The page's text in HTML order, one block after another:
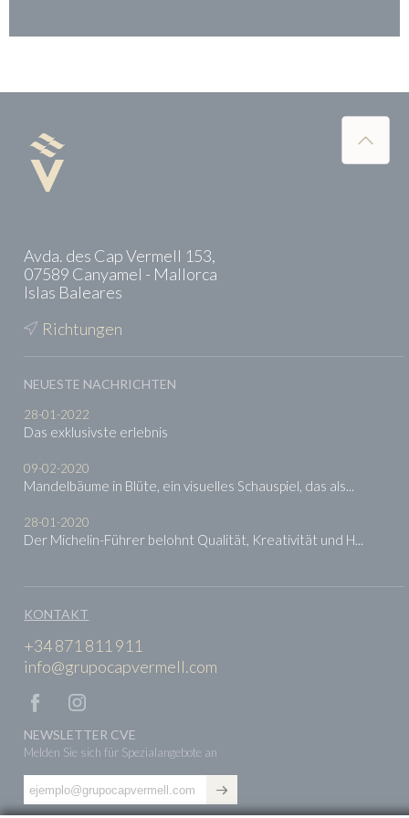
Avda. des Cap Vermell 153,
07589 Canyamel - Mallorca
Islas Baleares
Richtungen
NEUESTE NACHRICHTEN
28-01-2022
Das exklusivste erlebnis
09-02-2020
Mandelbäume in Blüte, ein visuelles Schauspiel, das als...
28-01-2020
Der Michelin-Führer belohnt Qualität, Kreativität und H...
KONTAKT
+34 871 811 911
info@grupocapvermell.com
NEWSLETTER CVE
Melden Sie sich für Spezialangebote an